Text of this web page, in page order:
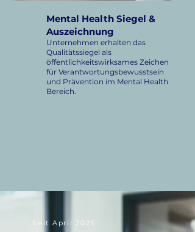
Mental Health Siegel &
Auszeichnung
Unternehmen erhalten das
Qualitätssiegel als
öffentlichkeitswirksames Zeichen
für Verantwortungsbewusstsein
und Prävention im Mental Health
Bereich.
Seit April 2025